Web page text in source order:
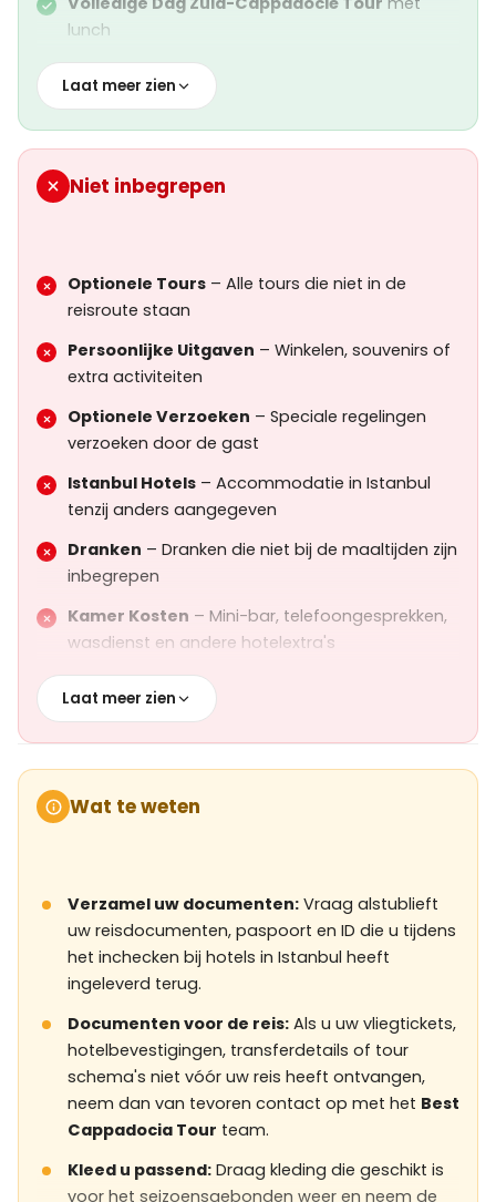
lunch
2 Nachten Accommodatie in Kusadası
ontbijt
Volledige Dag Pamukkale & Hierapolis
Volledige Dag Efeze Tour
Professionele Engelssprekende Gids
Hotel Ophalen en Afzetten
Alle Lunches Tijdens Volledige Dag Tours
Laat meer zien
Niet inbegrepen
Optionele Tours – Alle tours die niet in de
reisroute staan
Persoonlijke Uitgaven – Winkelen, souvenirs of
extra activiteiten
Optionele Verzoeken – Speciale regelingen
verzoeken door de gast
Istanbul Hotels – Accommodatie in Istanbul
tenzij anders aangegeven
Dranken – Dranken die niet bij de maaltijden zijn
inbegrepen
Kamer Kosten – Mini-bar, telefoongesprekken,
wasdienst en andere hotelextra's
Laat meer zien
Wat te weten
Verzamel uw documenten: Vraag alstublieft
uw reisdocumenten, paspoort en ID die u tijdens
het inchecken bij hotels in Istanbul heeft
ingeleverd terug.
Documenten voor de reis: Als u uw vliegtickets,
hotelbevestigingen, transferdetails of tour
schema's niet vóór uw reis heeft ontvangen,
neem dan van tevoren contact op met het Best
Cappadocia Tour team.
Kleed u passend: Draag kleding die geschikt is
voor het seizoensgebonden weer en neem de